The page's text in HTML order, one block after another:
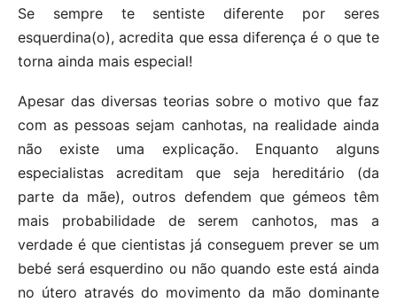
Se sempre te sentiste diferente por seres
esquerdina(o), acredita que essa diferença é o que te
torna ainda mais especial!
Apesar das diversas teorias sobre o motivo que faz
com as pessoas sejam canhotas, na realidade ainda
não existe uma explicação. Enquanto alguns
especialistas acreditam que seja hereditário (da
parte da mãe), outros defendem que gémeos têm
mais probabilidade de serem canhotos, mas a
verdade é que cientistas já conseguem prever se um
bebé será esquerdino ou não quando este está ainda
no útero através do movimento da mão dominante